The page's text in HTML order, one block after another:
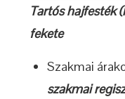
Tartós hajfesték
fekete
Szakmai
szakmai